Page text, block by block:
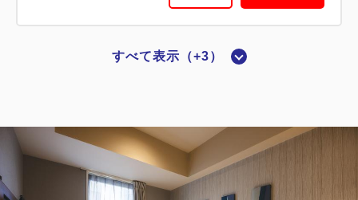
15.00m 1名
ダブルサイズ / 幅131-150cm×1
すべて表示（+3）